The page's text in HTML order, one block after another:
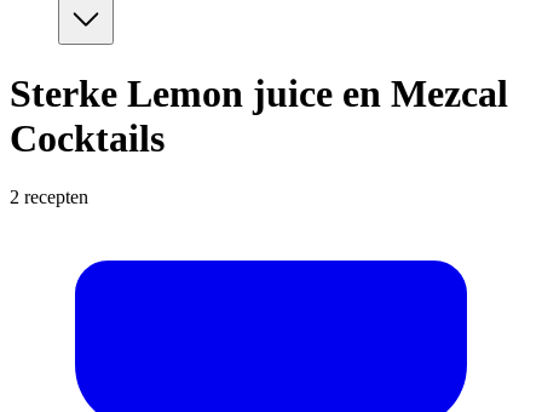
Sterke Lemon juice en Mezcal
Cocktails
2 recepten